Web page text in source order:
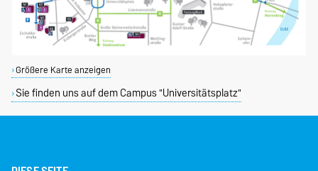
Größere Karte anzeigen
Sie finden uns auf dem Campus "Universitätsplatz"